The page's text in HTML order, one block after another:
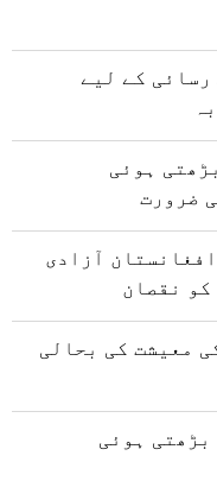
کے لیے
ہوئی
ضرورت
آزادی
نقصان
معیشت کی بحالی
ہوئی